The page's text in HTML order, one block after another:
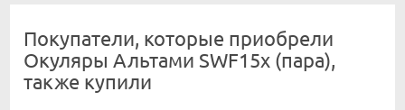
Покупатели, которые приобрели
Окуляры Альтами SWF15x (пара),
также купили